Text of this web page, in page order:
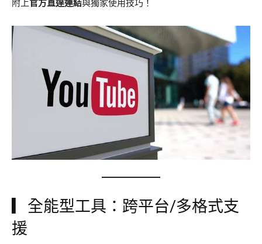
附上官方直達連結與獨家使用技巧！
▎全能型工具：跨平台/多格式支
援